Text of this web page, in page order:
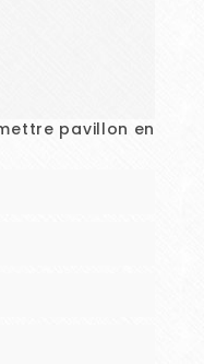
pavillon en